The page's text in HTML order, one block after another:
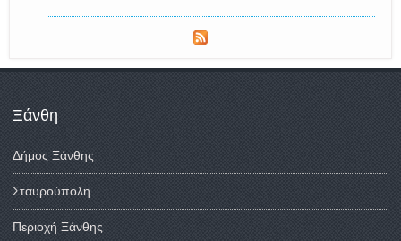
Ξάνθη
Δήμος Ξάνθης
Σταυρούπολη
Περιοχή Ξάνθης